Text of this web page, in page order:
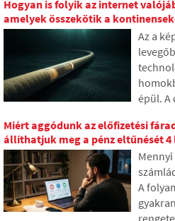
A
Hogyan is folyik az internet
amelyek összekötik a
Az a
épül. A
optikai
váltak
Miért aggódunk az előfizetési
állíthatjuk meg a pénz eltűnését 4
A